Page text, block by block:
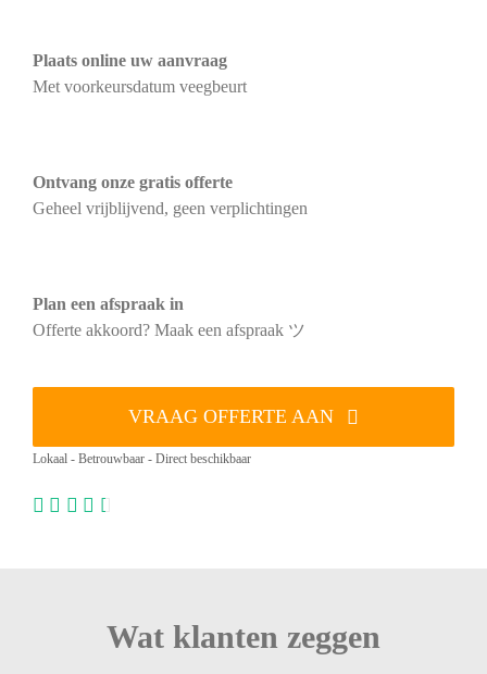
Plaats online uw aanvraag
Met voorkeursdatum veegbeurt
Ontvang onze gratis offerte
Geheel vrijblijvend, geen verplichtingen
Plan een afspraak in
Offerte akkoord? Maak een afspraak ツ
VRAAG OFFERTE AAN
Lokaal - Betrouwbaar - Direct beschikbaar
Wat klanten zeggen